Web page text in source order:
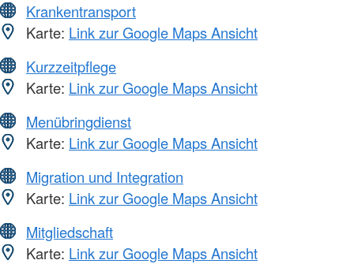
Krankentransport
Karte: Link zur Google Maps Ansicht
Kurzzeitpflege
Karte: Link zur Google Maps Ansicht
Menübringdienst
Karte: Link zur Google Maps Ansicht
Migration und Integration
Karte: Link zur Google Maps Ansicht
Mitgliedschaft
Karte: Link zur Google Maps Ansicht